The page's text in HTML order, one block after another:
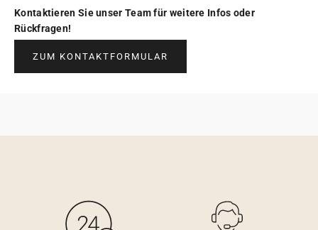
Kontaktieren Sie unser Team für weitere Infos oder
Rückfragen!
ZUM KONTAKTFORMULAR